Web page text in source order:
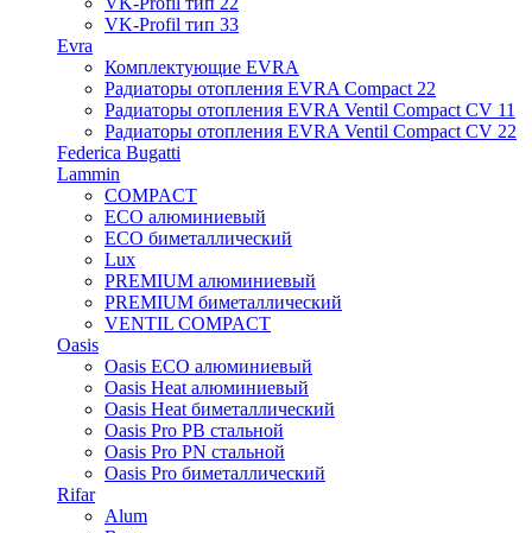
VK-Profil тип 33
Evra
Комплектующие EVRA
Радиаторы отопления EVRA Compact 22
Радиаторы отопления EVRA Ventil Compact CV 11
Радиаторы отопления EVRA Ventil Compact CV 22
Federica Bugatti
Lammin
COMPACT
ECO алюминиевый
ECO биметаллический
Lux
PREMIUM алюминиевый
PREMIUM биметаллический
VENTIL COMPACT
Oasis
Oasis ECO алюминиевый
Oasis Heat алюминиевый
Oasis Heat биметаллический
Oasis Pro PB стальной
Oasis Pro PN стальной
Oasis Pro биметаллический
Rifar
Alum